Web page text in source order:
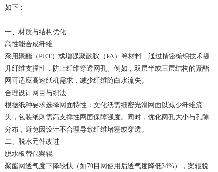
如下：
一、材质与结构优化
高性能合成纤维
采用聚酯（PET）或增强聚酰胺（PA）等材料，通过精密编织技术提
升纤维支撑性，防止纤维穿透网孔。例如，双层半或三层结构的聚酯
网可适应高速纸机需求，减少纤维随白水流失。
合理设计网目与织法
根据纸种要求选择网面特性：文化纸需细密光滑网面以减少纤维流
失，包装纸则需高支撑性网面保障强度。同时，优化网孔大小与孔隙
分布，避免因设计不合理导致纤维堵塞或穿透。
二、脱水元件改进
脱水板替代案辊
聚酯网透气度下降较快（如70目网使用后透气度降低34%），案辊脱